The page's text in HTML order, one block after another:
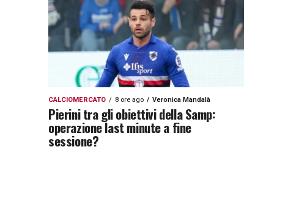
CALCIOMERCATO 8 ore ago Veronica Mandalà
Pierini tra gli obiettivi della Samp:
operazione last minute a fine
sessione?